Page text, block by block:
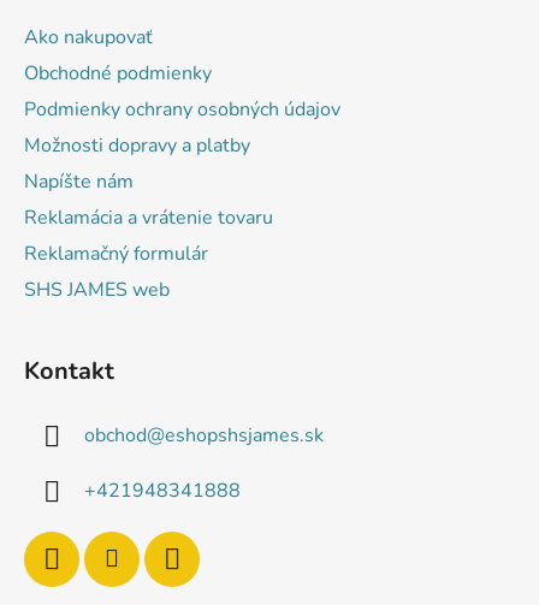
Ako nakupovať
Obchodné podmienky
Podmienky ochrany osobných údajov
Možnosti dopravy a platby
Napíšte nám
Reklamácia a vrátenie tovaru
Reklamačný formulár
SHS JAMES web
Kontakt
obchod@eshopshsjames.sk
+421948341888